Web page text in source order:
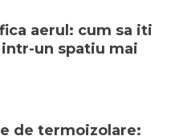
aerul: cum sa iti
un spatiu mai
de termoizolare: